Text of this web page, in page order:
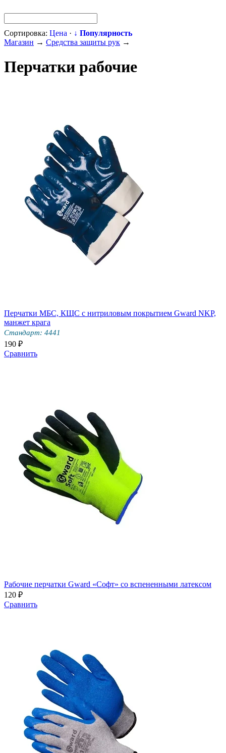
Сортировка: Цена · ↓ Популярность
Магазин → Средства защиты рук →
Перчатки рабочие
Перчатки МБС, КЩС с нитриловым покрытием Gward NKP,
манжет крага
Стандарт: 4441
190 ₽
Сравнить
Рабочие перчатки Gward «Софт» со вспененными латексом
120 ₽
Сравнить